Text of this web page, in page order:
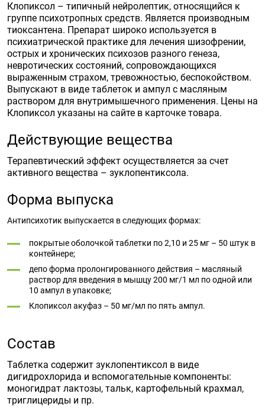
Клопиксол – типичный нейролептик, относящийся к
группе психотропных средств. Является производным
тиоксантена. Препарат широко используется в
психиатрической практике для лечения шизофрении,
острых и хронических психозов разного генеза,
невротических состояний, сопровождающихся
выраженным страхом, тревожностью, беспокойством.
Выпускают в виде таблеток и ампул с масляным
раствором для внутримышечного применения. Цены на
Клопиксол указаны на сайте в карточке товара.
Действующие вещества
Терапевтический эффект осуществляется за счет
активного вещества – зуклопентиксола.
Форма выпуска
Антипсихотик выпускается в следующих формах:
покрытые оболочкой таблетки по 2,10 и 25 мг – 50 штук в
контейнере;
депо форма пролонгированного действия – масляный
раствор для введения в мышцу 200 мг/1 мл по одной или
10 ампул в упаковке;
Клопиксол акуфаз – 50 мг/мл по пять ампул.
Состав
Таблетка содержит зуклопентиксол в виде
дигидрохлорида и вспомогательные компоненты:
моногидрат лактозы, тальк, картофельный крахмал,
триглицериды и пр.